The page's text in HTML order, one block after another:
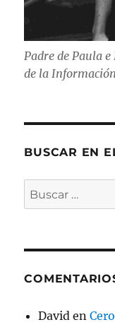
Padre de Paula
de la
BUSCAR EN
Buscar
por:
David en